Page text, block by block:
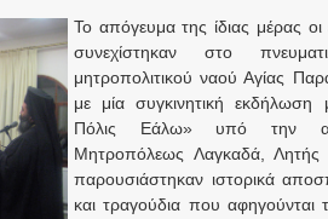
Το απόγευμα της ίδιας μέρας
συνεχίστηκαν στο
μητροπολιτικού ναού Αγίας
με μία συγκινητική εκδήλωση
Πόλις Εάλω» υπό την
Μητροπόλεως Λαγκαδά, Λητής
παρουσιάστηκαν ιστορικά
και τραγούδια που αφηγούνται